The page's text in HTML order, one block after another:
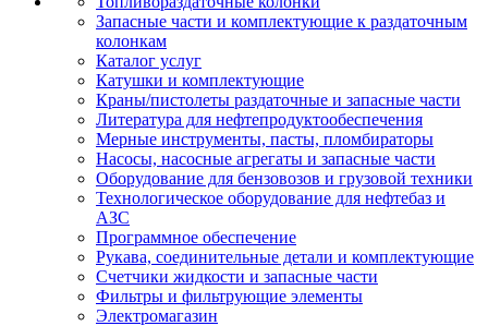
Запасные части и комплектующие к раздаточным
колонкам
Каталог услуг
Катушки и комплектующие
Краны/пистолеты раздаточные и запасные части
Литература для нефтепродуктообеспечения
Мерные инструменты, пасты, пломбираторы
Насосы, насосные агрегаты и запасные части
Оборудование для бензовозов и грузовой техники
Технологическое оборудование для нефтебаз и
АЗС
Программное обеспечение
Рукава, соединительные детали и комплектующие
Счетчики жидкости и запасные части
Фильтры и фильтрующие элементы
Электромагазин